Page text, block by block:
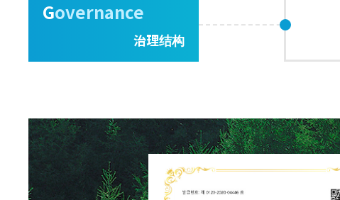
Governance
治理结构